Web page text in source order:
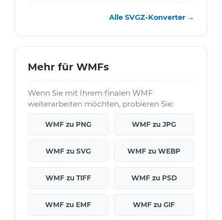
Alle SVGZ-Konverter →
Mehr für WMFs
Wenn Sie mit Ihrem finalen WMF
weiterarbeiten möchten, probieren Sie:
WMF zu PNG WMF zu JPG
WMF zu SVG WMF zu WEBP
WMF zu TIFF WMF zu PSD
WMF zu EMF WMF zu GIF